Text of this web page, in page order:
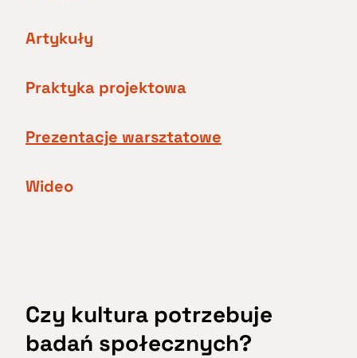
Artykuły
Praktyka projektowa
Prezentacje warsztatowe
Wideo
Czy kultura potrzebuje
badań społecznych?